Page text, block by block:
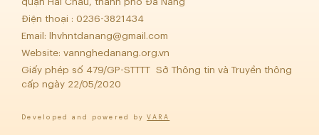
Điện thoại : 0236-3821434
Email:
lhvhntdanang@gmail.com
Website: vannghedanang.org.vn
Giấy phép số 479/GP-STTTT Sở Thông tin và Truyền thông
cấp ngày 22/05/2020
Developed and powered byVARA